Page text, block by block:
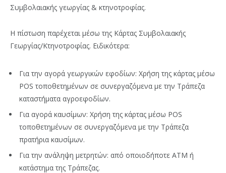
Συμβολαιακής γεωργίας & κτηνοτροφίας.
Η πίστωση παρέχεται μέσω της Κάρτας Συμβολαιακής
Γεωργίας/Κτηνοτροφίας. Ειδικότερα:
Για την αγορά γεωργικών εφοδίων: Χρήση της κάρτας μέσω
POS τοποθετημένων σε συνεργαζόμενα με την Τράπεζα
καταστήματα αγροεφοδίων.
Για αγορά καυσίμων: Χρήση της κάρτας μέσω POS
τοποθετημένων σε συνεργαζόμενα με την Τράπεζα
πρατήρια καυσίμων.
Για την ανάληψη μετρητών: από οποιοδήποτε ΑΤΜ ή
κατάστημα της Τράπεζας.